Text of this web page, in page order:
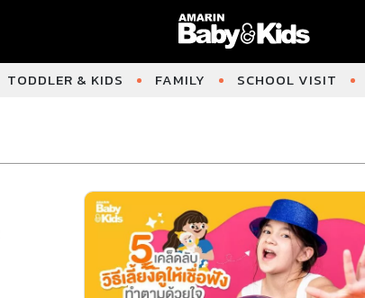
TODDLER & KIDS FAMILY SCHOOL VISIT